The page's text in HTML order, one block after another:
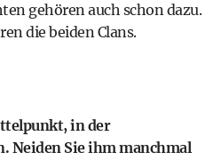
gehören auch schon dazu.
die beiden Clans.
in der
Neiden Sie ihm manchmal